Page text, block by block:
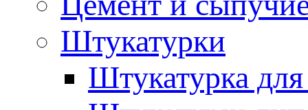
Штукатурки
Штукатурка